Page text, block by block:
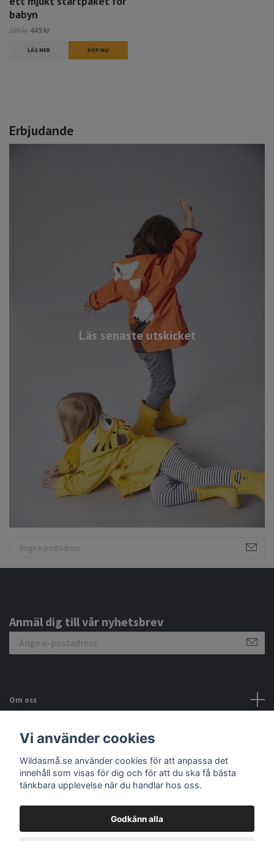
Erbjudande
Läs senaste utskicket
babyn
599 kr 449 kr
LÄS MER KÖP NU
Anmäl dig till vår nyhetsbrev
Om oss
Kundtjänst
Sociala medier
Vi använder cookies
Wildasmå.se använder cookies för att anpassa det
innehåll som visas för dig och för att du ska få bästa
tänkbara upplevelse när du handlar hos oss.
Godkänn alla